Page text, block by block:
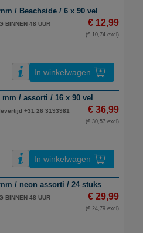
/ Beachside / 6 x 90 vel
BINNEN 48 UUR € 12,99
(€ 10,74 excl)
In winkelwagen
/ assorti / 16 x 90 vel
+31 26 3193981 € 36,99
(€ 30,57 excl)
In winkelwagen
/ neon assorti / 24 stuks
BINNEN 48 UUR € 29,99
(€ 24,79 excl)